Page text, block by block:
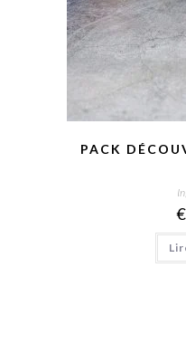
PACK
€